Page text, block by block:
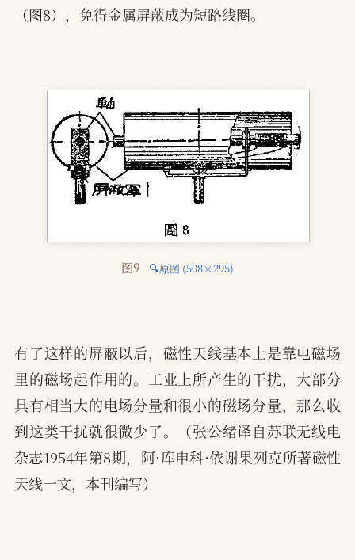
（图8），免得金属屏蔽成为短路线圈。
图9 🔍原图 (508×295)
有了这样的屏蔽以后，磁性天线基本上是靠电磁场
里的磁场起作用的。工业上所产生的干扰，大部分
具有相当大的电场分量和很小的磁场分量，那么收
到这类干扰就很微少了。（张公绪译自苏联无线电
杂志1954年第8期，阿·库申科·依谢果列克所著磁性
天线一文，本刊编写）